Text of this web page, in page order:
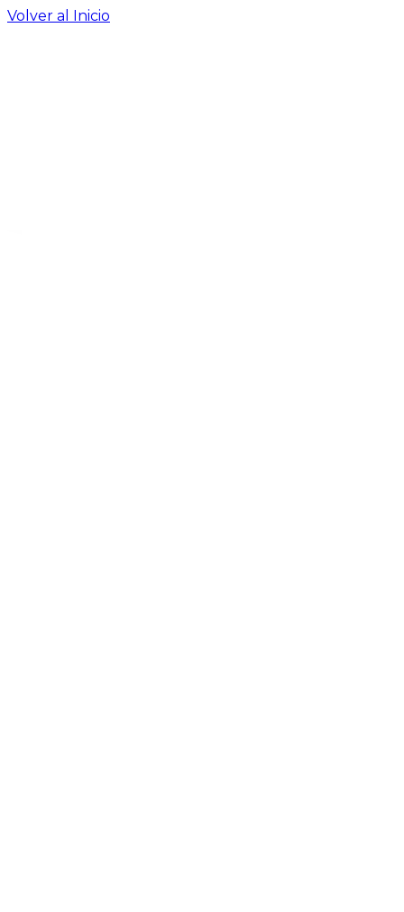
Volver al Inicio